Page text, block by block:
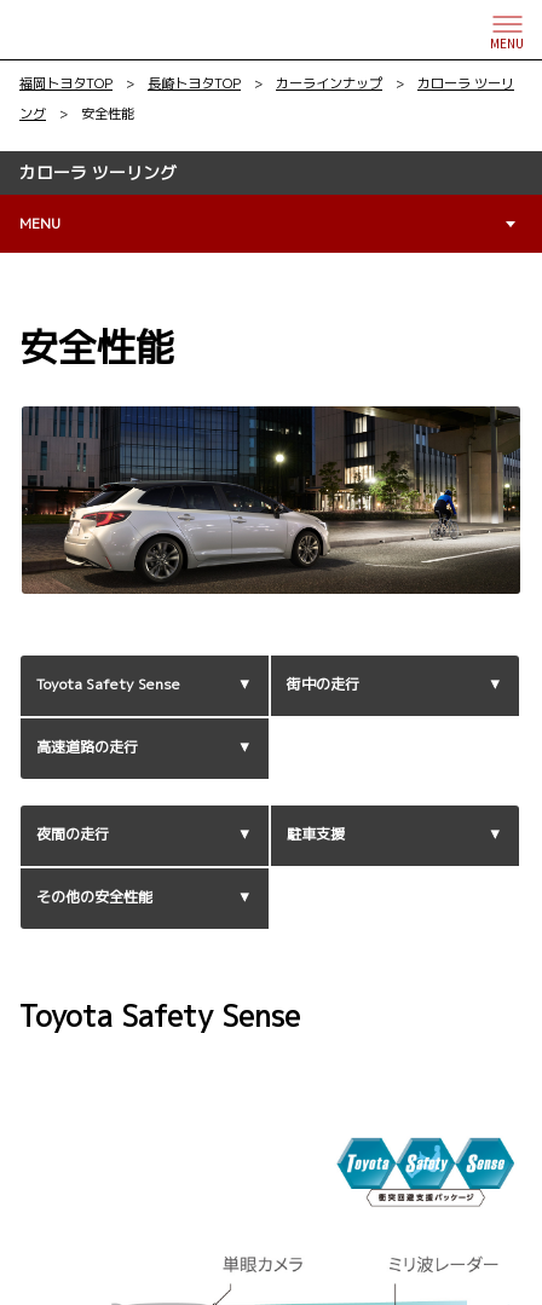
MENU
福岡トヨタTOP > 長崎トヨタTOP > カーラインナップ > カローラ ツーリ
ング > 安全性能
カローラ ツーリング
MENU
安全性能
Toyota Safety Sense 街中の走行
高速道路の走行
夜間の走行 駐車支援
その他の安全性能
Toyota Safety Sense